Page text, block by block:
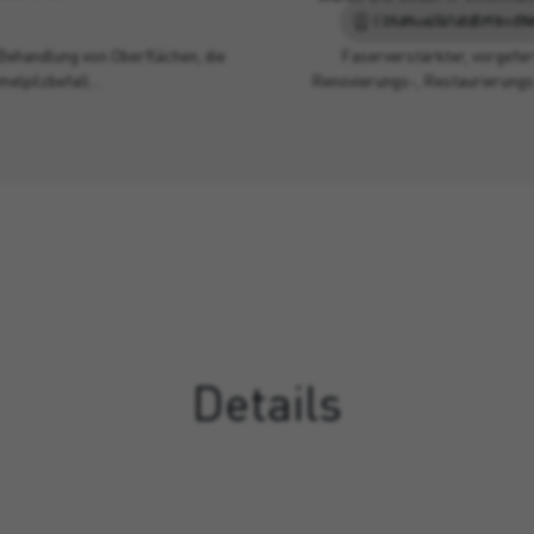
von Oberflächen, die
Faserverstärkter,
Renovierungs-,
manuelle und
Details